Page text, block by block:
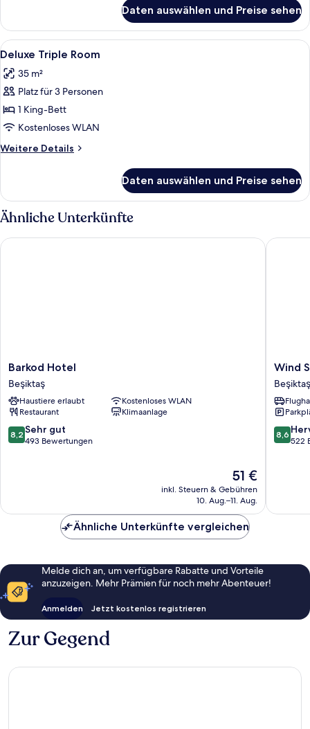
Suite
Daten auswählen und Preise sehen
Alle
Fotos
für
Deluxe
Triple
Room
anzeigen
Ein modernes Schlafzimmer mit
6
Deluxe Triple Room
35 m²
Platz für 3 Personen
1 King-Bett
Kostenloses WLAN
Weitere Details
Weitere
Triple
Room
Daten auswählen und Preise sehen
Ähnliche Unterkünfte
Barkod
Hotel
Beşiktaş
Barkod Hotel
Beşiktaş
Haustiere erlaubt
Kostenloses WLAN
Restaurant
Klimaanlage
8.2
von
8,2 Sehr gut
493 Bewertungen
Der
Preis
beträgt
51 €
inkl. Steuern & Gebühren
10. Aug.–11. Aug.
Barkod Hotel
Wind
Suit
Beşiktaş
Wind
Beşiktaş
8.6
von
8,6
522
Wind
Ähnliche Unterkünfte vergleichen
Melde dich an, um verfügbare Rabatte und Vorteile
anzuzeigen. Mehr Prämien für noch mehr Abenteuer!
Anmelden Jetzt kostenlos registrieren
Zur Gegend